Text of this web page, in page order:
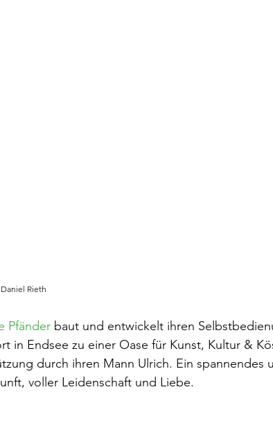
Rieth
Pfänder baut und entwickelt ihren
in Endsee zu einer Oase für Kunst, Kultur &
durch ihren Mann Ulrich. Ein spannendes
voller Leidenschaft und Liebe.